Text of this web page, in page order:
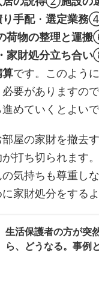
手配・ 選定業務
荷物の整理と運搬
家財処分立ち合い
算です。このよう
要がありますの
めていくとよいで
屋の家財を撤去
打ち切られます
気持ちも尊重し
家財処分をする
生活保護者の方が突
ら、どうなる。事例